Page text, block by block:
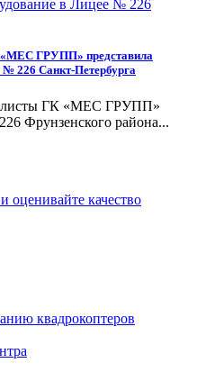
«МЕС ГРУПП» представила
№ 226 Санкт-Петербурга
ГК «МЕС ГРУПП»
Фрунзенского района...
квадрокоптеров